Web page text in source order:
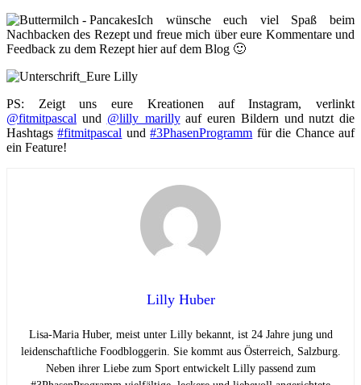
Ich wünsche euch viel Spaß beim
Nachbacken des Rezept und freue mich über eure Kommentare und
Feedback zu dem Rezept hier auf dem Blog 🙂
PS: Zeigt uns eure Kreationen auf Instagram, verlinkt
@fitmitpascal und @lilly_marillyauf euren Bildern und nutzt die
Hashtags#fitmitpascal und#3PhasenProgramm für die Chance auf
ein Feature!
Lilly Huber
Lisa-Maria Huber, meist unter Lilly bekannt, ist 24 Jahre jung und
leidenschaftliche Foodbloggerin. Sie kommt aus Österreich, Salzburg.
Neben ihrer Liebe zum Sport entwickelt Lilly passend zum